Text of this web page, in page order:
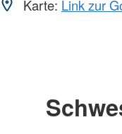
Karte: Link zur